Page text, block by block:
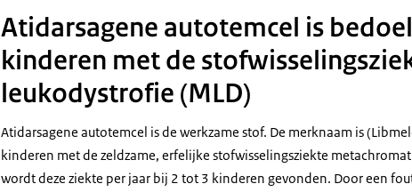
Atidarsagene autotemcel is
kinderen met de
leukodystrofie (MLD)
Atidarsagene autotemcel is de werkzame stof. De merknaam is
kinderen met de zeldzame, erfelijke stofwisselingsziekte
wordt deze ziekte per jaar bij 2 tot 3 kinderen gevonden. Door een